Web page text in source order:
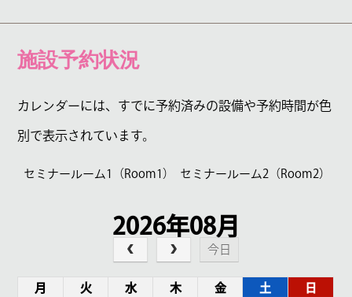
施設予約状況
カレンダーには、すでに予約済みの設備や予約時間が色
別で表示されています。
セミナールーム1（Room1） セミナールーム2（Room2）
2026年08月
今日
月 火 水 木 金 土 日